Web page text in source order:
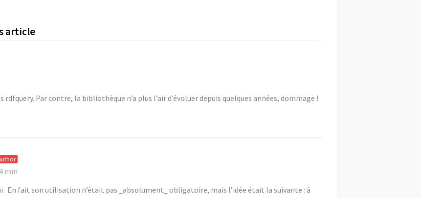
article
Par contre, la bibliothèque n’a plus l’air d’évoluer depuis quelques années, dommage !
min
. En fait son utilisation n’était pas _absolument_ obligatoire, mais l’idée était la suivante : à